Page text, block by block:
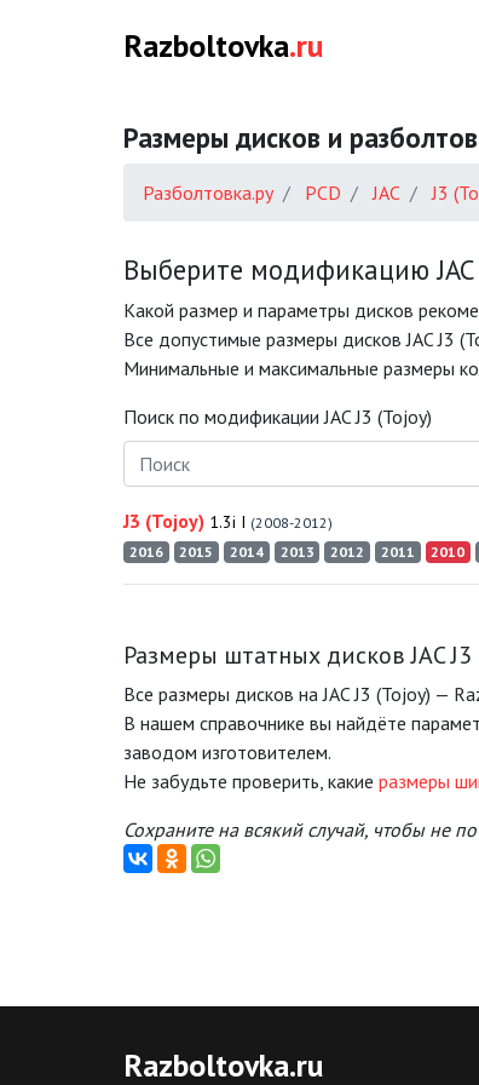
Razboltovka.ru
Размеры дисков и
Разболтовка.ру PCD JAC J3
Выберите модификацию JAC
Какой размер и параметры дисков
Все допустимые размеры дисков JAC J3
Минимальные и максимальные размеры
Поиск по модификации JAC J3 (Tojoy)
J3 (Tojoy) 1.3i I (2008-2012)
2016
2015 2014 2013 2012 2011 2010
Размеры штатных дисков JAC J3
Все размеры дисков на JAC J3 (Tojoy) —
В нашем справочнике вы найдёте
заводом изготовителем.
Не забудьте проверить, какие размеры
Сохраните на всякий случай, чтобы не
Razboltovka.ru